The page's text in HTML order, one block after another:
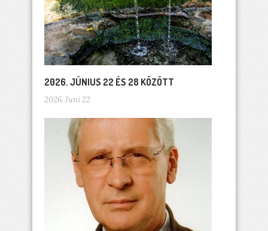
2026. JÚNIUS 22 ÉS 28 KÖZÖTT
2026. Juni 22